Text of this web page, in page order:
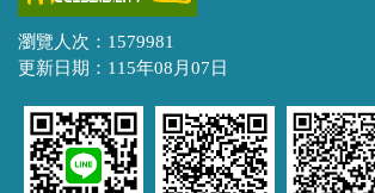
瀏覽人次：1579981
更新日期：115年08月07日